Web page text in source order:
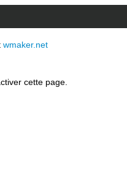
wmaker.net
cette page.